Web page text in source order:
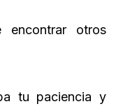
otros
tu paciencia y